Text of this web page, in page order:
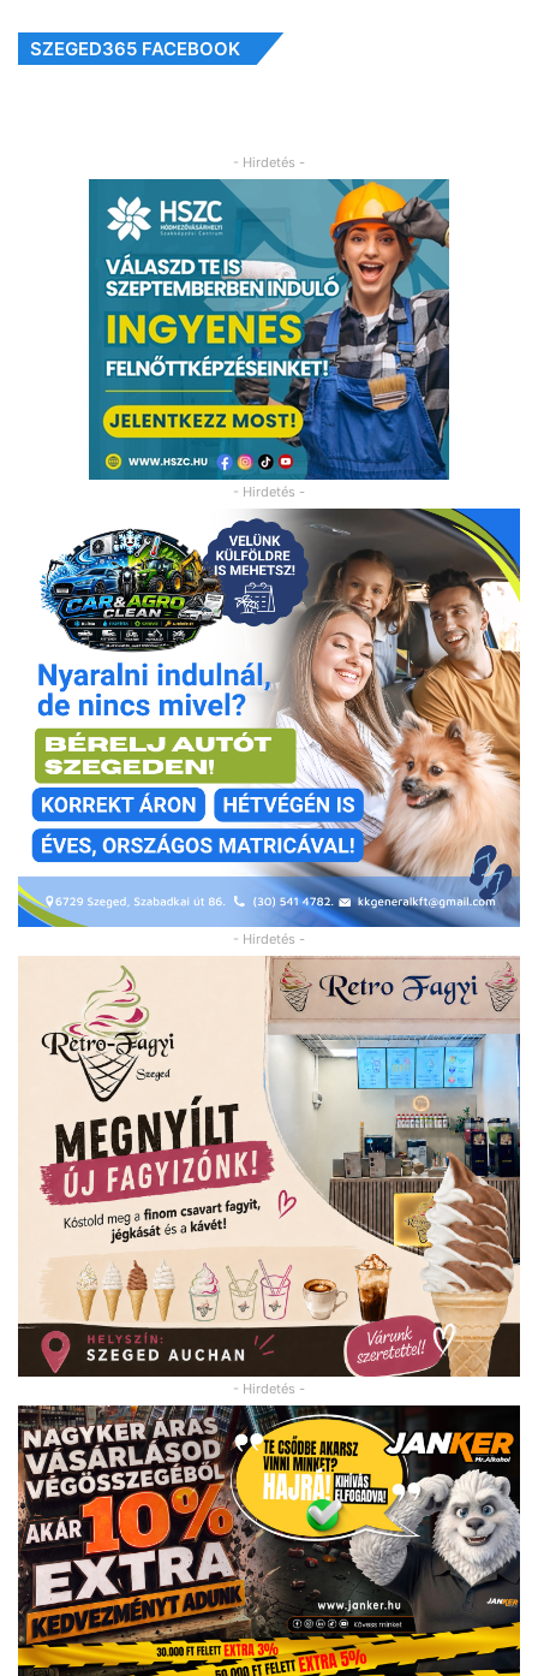
SZEGED365 FACEBOOK
- Hirdetés -
- Hirdetés -
- Hirdetés -
- Hirdetés -